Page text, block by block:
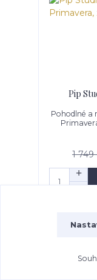
Pip
Pohodlné a
1 749